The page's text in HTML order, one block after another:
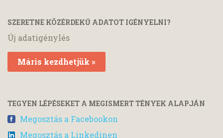
SZERETNE KÖZÉRDEKŰ ADATOT IGÉNYELNI?
Új adatigénylés
Máris kezdhetjük »
TEGYEN LÉPÉSEKET A MEGISMERT TÉNYEK ALAPJÁN
Megosztás a Facebookon
Megosztás a Linkedinen